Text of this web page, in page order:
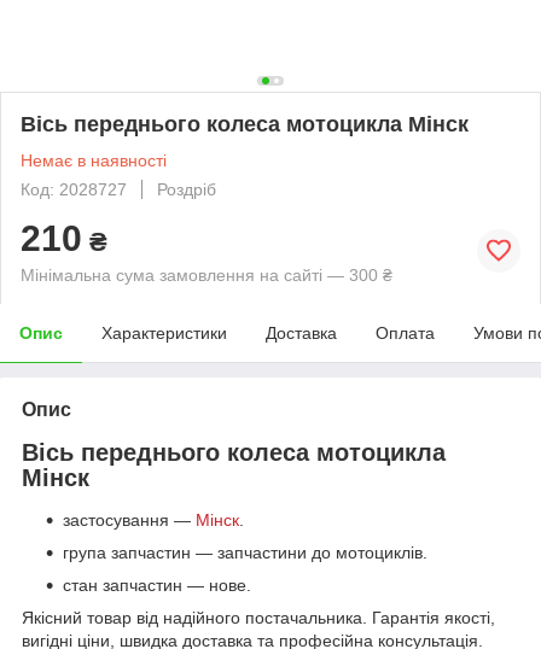
Вісь переднього колеса мотоцикла Мінск
Немає в наявності
Код: 2028727
Роздріб
210 ₴
Мінімальна сума замовлення на сайті — 300 ₴
Опис Характеристики Доставка Оплата Умови
Опис
Вісь переднього колеса мотоцикла
Мінск
застосування — Мінск.
група запчастин — запчастини до мотоциклів.
стан запчастин — нове.
Якісний товар від надійного постачальника. Гарантія якості,
вигідні ціни, швидка доставка та професійна консультація.